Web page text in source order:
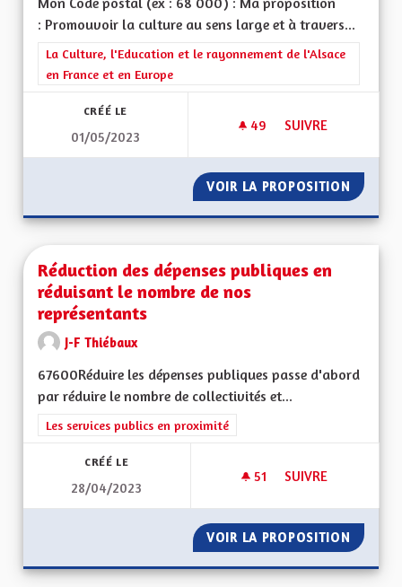
: Promouvoir la culture au sens large et à travers...
Filtrer les résultats de la catégorie : La Culture, l'Education et
La Culture, l'Education et le rayonnement de l'Alsace
en France et en Europe
CRÉÉ LE
01/05/2023
49 49 ABONNÉS
SUIVRE
VOIR LA PROPOSITION
Réduction des dépenses publiques en
réduisant le nombre de nos
représentants
J-F Thiébaux
67600Réduire les dépenses publiques passe d'abord
par réduire le nombre de collectivités et...
Filtrer les résultats de la catégorie : Les services publics en
Les services publics en proximité
CRÉÉ LE
28/04/2023
51 51 ABONNÉS
SUIVRE
VOIR LA PROPOSITION